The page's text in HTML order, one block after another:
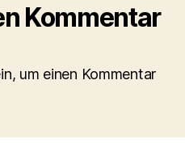
Kommentar
um einen Kommentar